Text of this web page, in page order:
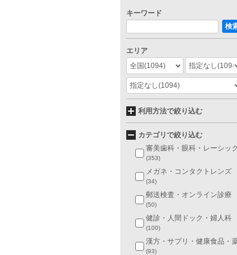
キーワード
検
エリア
全国(1094) 指定なし
指定なし(1094)
利用方法で絞り込む
カテゴリで絞り込む
審美歯科・眼科・レーシック
(353)
メガネ・コンタクトレンズ
(34)
郵送検査・オンライン診療
(50)
健診・人間ドック・婦人科
(100)
漢方・サプリ・健康食品・
(93)